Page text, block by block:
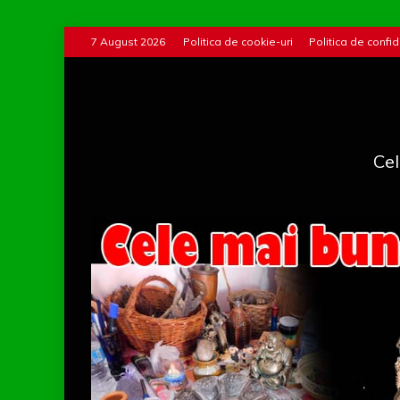
to
7 August 2026 Politica de cookie-uri Politica de